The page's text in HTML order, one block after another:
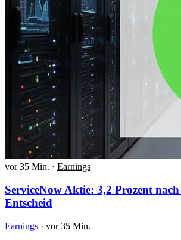
vor 35 Min. · Earnings
ServiceNow Aktie: 3,2 Prozent
Entscheid
Earnings · vor 35 Min.